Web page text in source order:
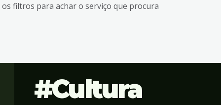
os filtros para achar o serviço que procura
Cultura
INSTITUCIONAL